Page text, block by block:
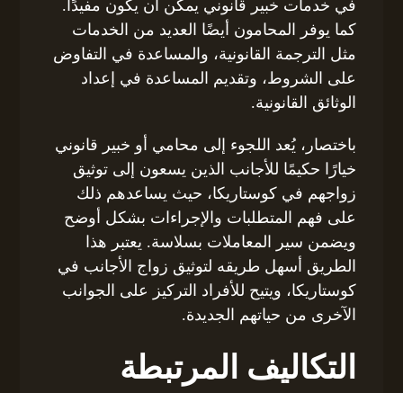
في خدمات خبير قانوني يمكن أن يكون مفيدًا.
كما يوفر المحامون أيضًا العديد من الخدمات
مثل الترجمة القانونية، والمساعدة في التفاوض
على الشروط، وتقديم المساعدة في إعداد
الوثائق القانونية.
باختصار، يُعد اللجوء إلى محامي أو خبير قانوني
خيارًا حكيمًا للأجانب الذين يسعون إلى توثيق
زواجهم في كوستاريكا، حيث يساعدهم ذلك
على فهم المتطلبات والإجراءات بشكل أوضح
ويضمن سير المعاملات بسلاسة. يعتبر هذا
الطريق أسهل طريقه لتوثيق زواج الأجانب في
كوستاريكا، ويتيح للأفراد التركيز على الجوانب
الآخرى من حياتهم الجديدة.
التكاليف المرتبطة